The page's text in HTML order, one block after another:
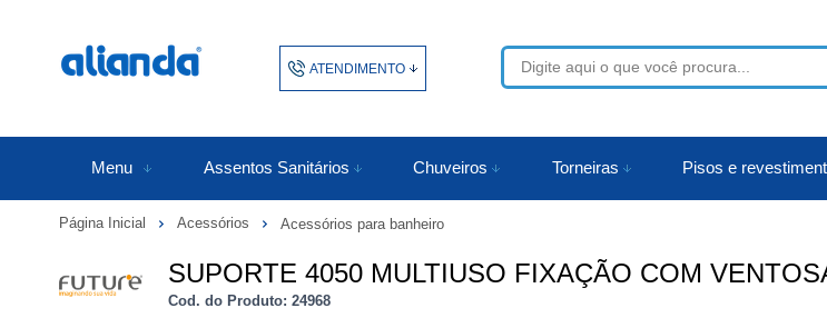
ATENDIMENTO
4834381753
atendimento@alianda.com.br
Menu Assentos Sanitários Chuveiros Torneiras Pisos e
Página Inicial Acessórios Acessórios para banheiro
SUPORTE 4050 MULTIUSO FIXAÇÃO COM
Cod. do Produto: 24968